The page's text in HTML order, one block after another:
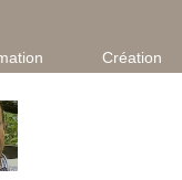
Création